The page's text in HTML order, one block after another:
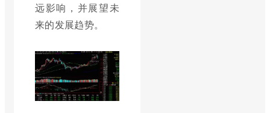
远影响，并展望未
来的发展趋势。